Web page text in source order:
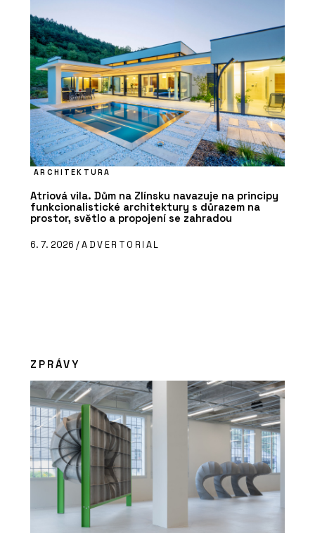
ARCHITEKTURA
Atriová vila. Dům na Zlínsku navazuje na principy
funkcionalistické architektury s důrazem na
prostor, světlo a propojení se zahradou
6. 7. 2026 /ADVERTORIAL
ZPRÁVY